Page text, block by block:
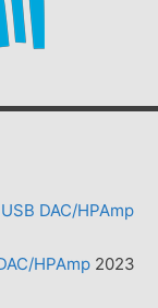
DAC/HPAmp
HPAmp 2023